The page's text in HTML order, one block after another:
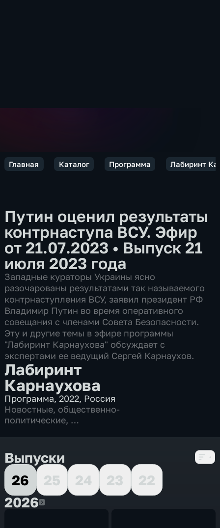
Главная Каталог Программа Лабиринт
Путин оценил результаты
контрнаступа ВСУ. Эфир
от 21.07.2023 • Выпуск 21
июля 2023 года
Западные кураторы Украины ясно
разочарованы результатами так называемого
контрнаступления ВСУ, заявил президент РФ
Владимир Путин во время оперативного
совещания с членами Совета Безопасности.
Эту и другие темы в эфире программы
"Лабиринт Карнаухова" обсуждает с
экспертами ее ведущий Сергей Карнаухов.
Лабиринт
Карнаухова
Программа,2022, Россия
Новостные, общественно-
политические,
Выпуски
26
25 24 23
22
20262026